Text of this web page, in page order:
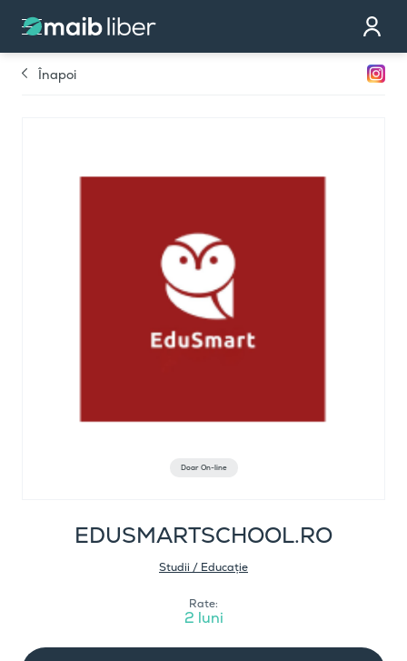
Contact
Devino partener
Înapoi
Doar On-line
EDUSMARTSCHOOL.RO
Studii / Educație
Rate:
2 luni